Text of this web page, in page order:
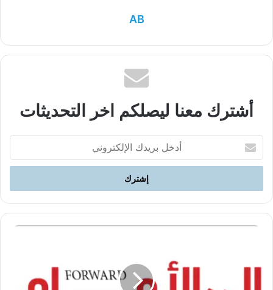
AB
أشترك معنا ليصلكم اخر التحديثات
بريدك
الإلكتروني
291